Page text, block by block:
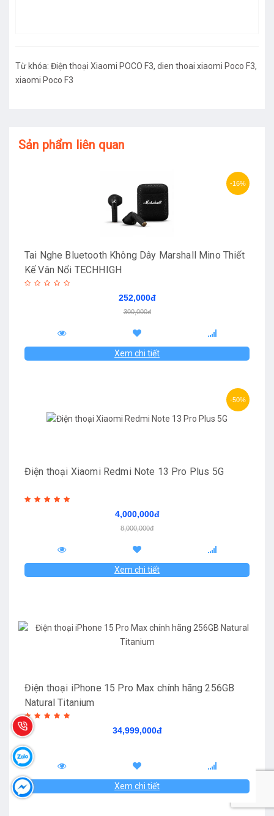
Từ khóa: Điện thoại Xiaomi POCO F3, dien thoai xiaomi Poco F3,
xiaomi Poco F3
Sản phẩm liên quan
-16%
Tai Nghe Bluetooth Không Dây Marshall Mino Thiết
Kế Vân Nổi TECHHIGH
252,000đ
300,000đ
Xem chi tiết
-50%
Điện thoại Xiaomi Redmi Note 13 Pro Plus 5G
4,000,000đ
8,000,000đ
Xem chi tiết
Điện thoại iPhone 15 Pro Max chính hãng 256GB
Natural Titanium
34,999,000đ
Xem chi tiết